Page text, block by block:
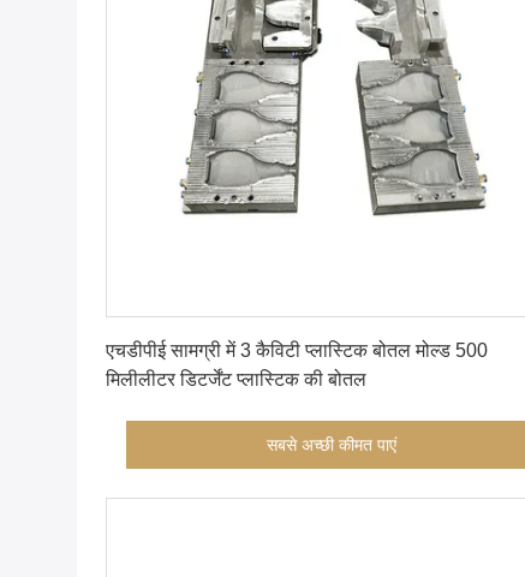
एचडीपीई सामग्री में 3 कैविटी प्लास्टिक बोतल मोल्ड 500
मिलीलीटर डिटर्जेंट प्लास्टिक की बोतल
सबसे अच्छी कीमत पाएं